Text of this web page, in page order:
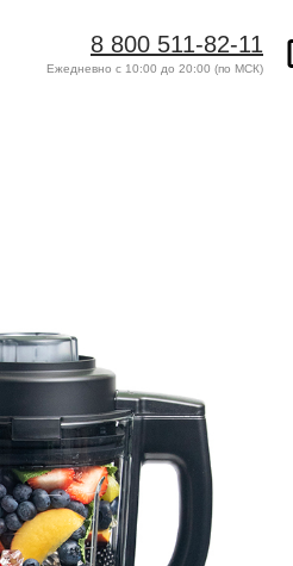
Ежедневно с 10:00 до 20:00 (по МСК)
8 800 511-82-11
8 800 511-82-11